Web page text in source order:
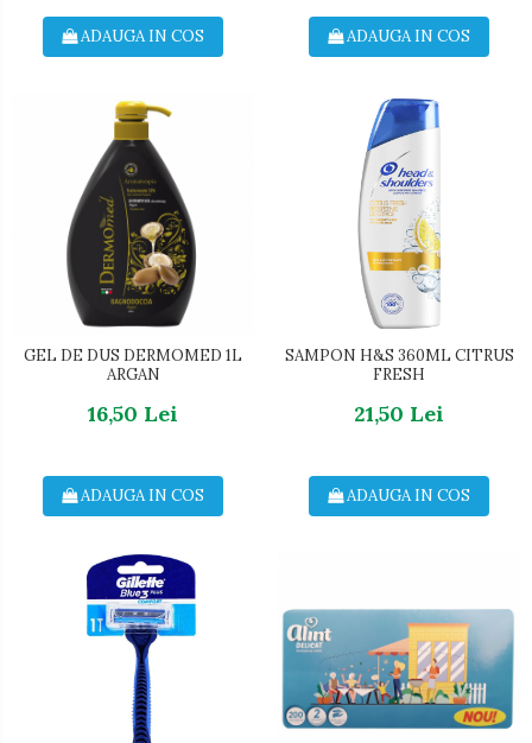
ADAUGA IN COS ADAUGA IN COS
GEL DE DUS DERMOMED 1L
ARGAN
16,50 Lei
ADAUGA IN COS
SAMPON H&S 360ML CITRUS
FRESH
21,50 Lei
ADAUGA IN COS